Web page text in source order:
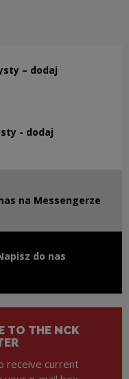
– dodaj
new window
- dodaj
a new window
na Messengerze
a new window
do nas
TO THE NCK
receive current